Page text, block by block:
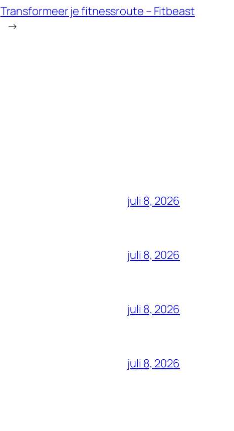
Transformeer je fitnessroute – Fitbeast
→
juli 8, 2026
juli 8, 2026
juli 8, 2026
juli 8, 2026